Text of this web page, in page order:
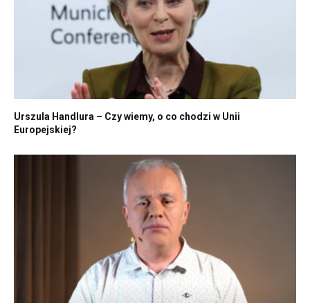
Urszula Handlura – Czy wiemy, o co chodzi w Unii
Europejskiej?